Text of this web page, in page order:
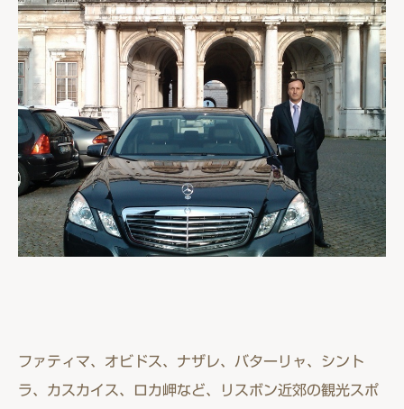
ファティマ、オビドス、ナザレ、バターリャ、シント
ラ、カスカイス、ロカ岬など、リスボン近郊の観光スポ